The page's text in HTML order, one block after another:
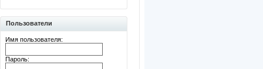
Пользователи
Имя пользователя:
Пароль: